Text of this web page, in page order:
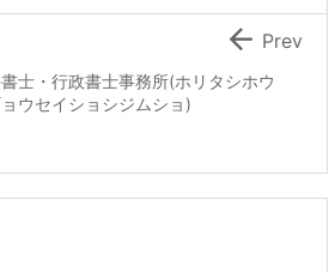
士・行政書士事務所(ホリタシホウ
ウセイショシジムショ)
 Prev